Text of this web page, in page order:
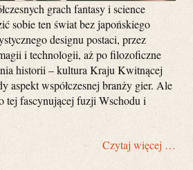
grach fantasy i science
sobie ten świat bez japońskiego
designu postaci, przez
i technologii, aż po filozoficzne
historii – kultura Kraju Kwitnącej
aspekt współczesnej branży gier. Ale
tej fascynującej fuzji Wschodu i
Czytaj więcej …